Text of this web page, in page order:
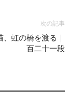
次の記事
、虹の橋を渡る｜
百二十一段